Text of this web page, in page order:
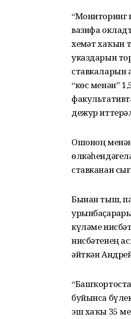
“Мониторинг
вазифа
хеҙмәт хаҡын
указдарын
ставкаларын
“көс менән”
дежур
Ошоноң менән
ставканан
Бынан тыш,
күләме
нисбәтенең
әйткән
буйынса
эш хаҡы 35